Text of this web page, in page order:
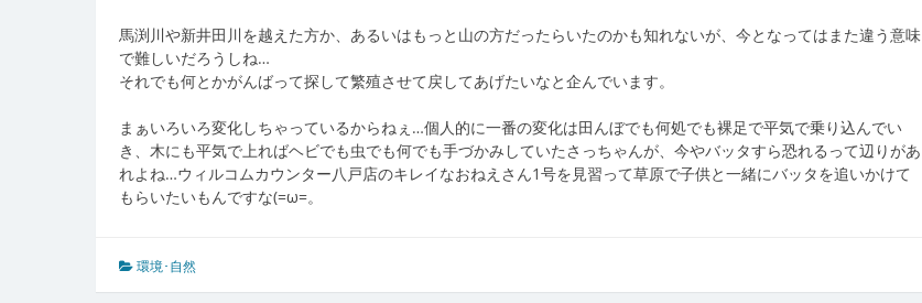
馬渕川や新井田川を越えた方か、あるいはもっと山の方だったらいたのかも知れないが、今となってはまた違う意味
で難しいだろうしね…
それでも何とかがんばって探して繁殖させて戻してあげたいなと企んでいます。
まぁいろいろ変化しちゃっているからねぇ…個人的に一番の変化は田んぼでも何処でも裸足で平気で乗り込んでい
き、木にも平気で上ればヘビでも虫でも何でも手づかみしていたさっちゃんが、今やバッタすら恐れるって辺りがあ
れよね…ウィルコムカウンター八戸店のキレイなおねえさん1号を見習って草原で子供と一緒にバッタを追いかけて
もらいたいもんですな(=ω=。
環境･自然